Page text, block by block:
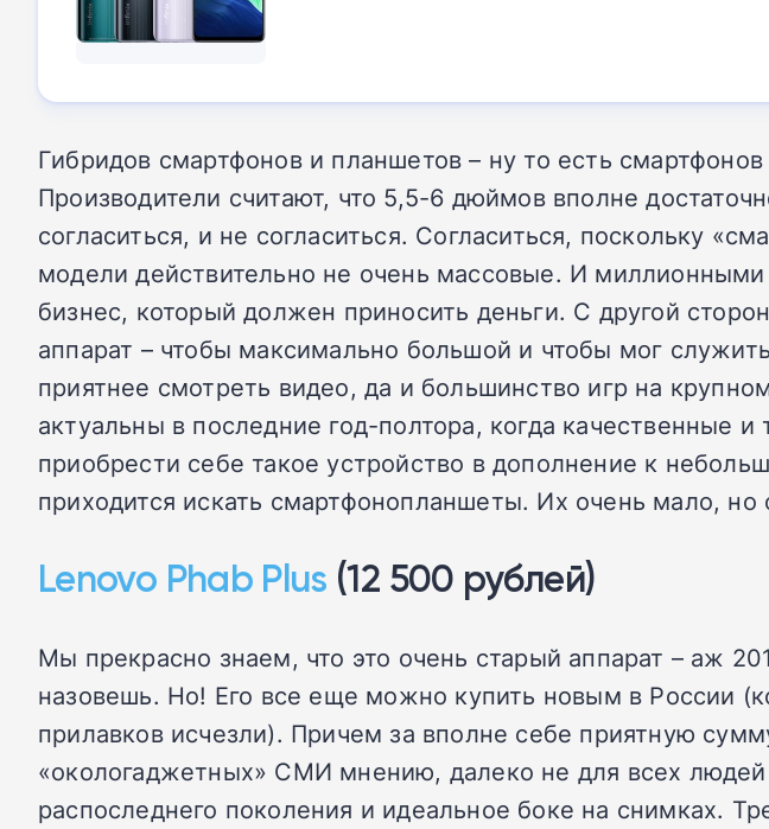
Гибридов смартфонов и планшетов – ну то есть
Производители считают, что 5,5-6 дюймов вполне
согласиться, и не согласиться. Согласиться, поскольку
модели действительно не очень массовые. И
бизнес, который должен приносить деньги. С другой
аппарат – чтобы максимально большой и чтобы мог
приятнее смотреть видео, да и большинство игр на
актуальны в последние год-полтора, когда
приобрести себе такое устройство в дополнение к
приходится искать смартфонопланшеты. Их очень мало, но
Lenovo Phab Plus (12 500 рублей)
Мы прекрасно знаем, что это очень старый аппарат – аж
назовешь. Но! Его все еще можно купить новым в России
прилавков исчезли). Причем за вполне себе приятную
«окологаджетных» СМИ мнению, далеко не для всех
распоследнего поколения и идеальное боке на снимках.